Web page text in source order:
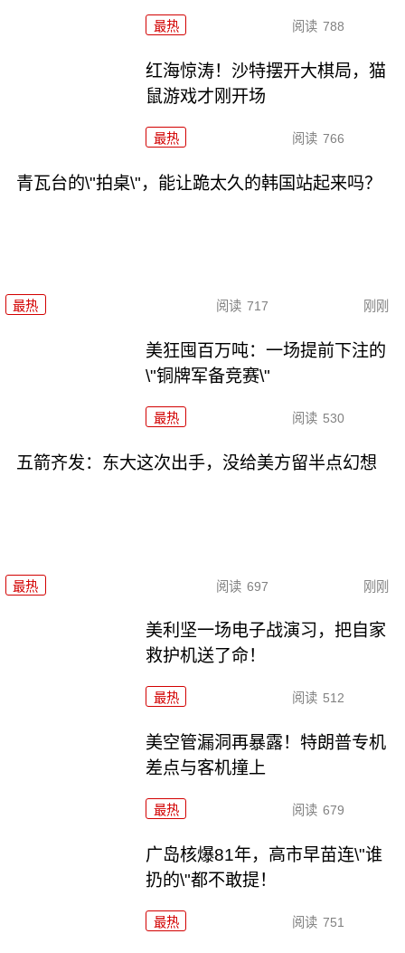
最热 阅读 788
红海惊涛！沙特摆开大棋局，猫
鼠游戏才刚开场
最热 阅读 766
青瓦台的\"拍桌\"，能让跪太久的韩国站起来吗？
最热 阅读 717 刚刚
美狂囤百万吨：一场提前下注的
\"铜牌军备竞赛\"
最热 阅读 530
五箭齐发：东大这次出手，没给美方留半点幻想
最热 阅读 697 刚刚
美利坚一场电子战演习，把自家
救护机送了命！
最热 阅读 512
美空管漏洞再暴露！特朗普专机
差点与客机撞上
最热 阅读 679
广岛核爆81年，高市早苗连\"谁
扔的\"都不敢提！
最热 阅读 751